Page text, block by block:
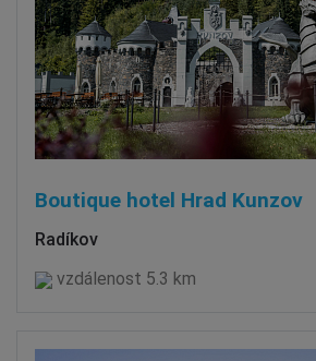
Boutique hotel Hrad Kunzov
Radíkov
vzdálenost 5.3 km